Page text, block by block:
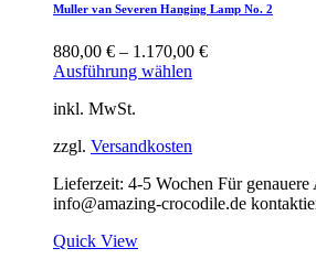
Muller van Severen Hanging Lamp No. 2
880,00 € – 1.170,00 €
Ausführung wählen
inkl. MwSt.
zzgl. Versandkosten
Lieferzeit: 4-5 Wochen Für
info@amazing-crocodile.de
Quick View